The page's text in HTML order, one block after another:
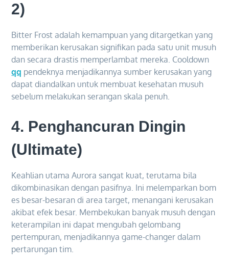
2)
Bitter Frost adalah kemampuan yang ditargetkan yang
memberikan kerusakan signifikan pada satu unit musuh
dan secara drastis memperlambat mereka. Cooldown
qq pendeknya menjadikannya sumber kerusakan yang
dapat diandalkan untuk membuat kesehatan musuh
sebelum melakukan serangan skala penuh.
4. Penghancuran Dingin
(Ultimate)
Keahlian utama Aurora sangat kuat, terutama bila
dikombinasikan dengan pasifnya. Ini melemparkan bom
es besar-besaran di area target, menangani kerusakan
akibat efek besar. Membekukan banyak musuh dengan
keterampilan ini dapat mengubah gelombang
pertempuran, menjadikannya game-changer dalam
pertarungan tim.